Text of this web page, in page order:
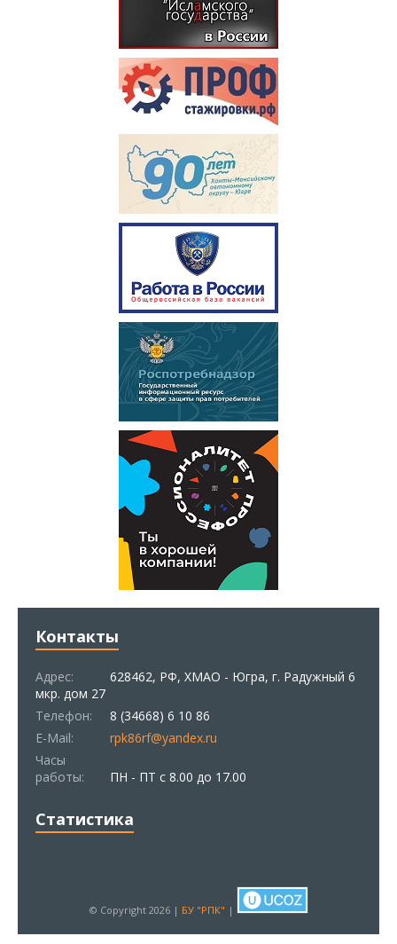
Контакты
Адрес:
628462, РФ, ХМАО - Югра, г. Радужный 6
мкр. дом 27
Телефон:
8 (34668) 6 10 86
E-Mail:
rpk86rf@yandex.ru
Часы
работы:
ПН - ПТ с 8.00 до 17.00
Статистика
© Copyright 2026 | БУ "РПК" |